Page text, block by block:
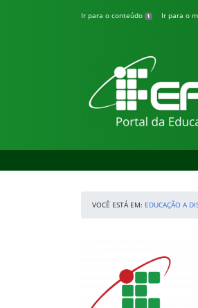
Ir para o conteúdo 1 Ir para o
VOCÊ ESTÁ EM: EDUCAÇÃO A